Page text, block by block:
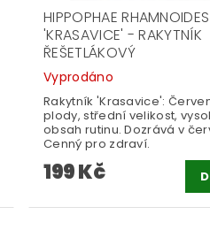
HIPPOPHAE RHAMNOIDES
'KRASAVICE' - RAKYTNÍK
ŘEŠETLÁKOVÝ
Vyprodáno
Rakytník 'Krasavice':
plody, střední velikost,
obsah rutinu. Dozrává v
Cenný pro zdraví.
199 Kč